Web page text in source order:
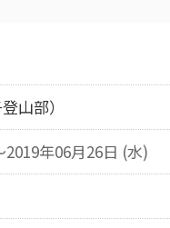
山部）
年06月26日 (水)